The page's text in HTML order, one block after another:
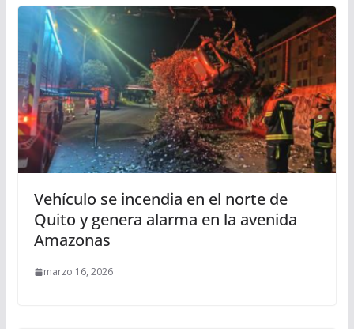
Vehículo se incendia en el norte de
Quito y genera alarma en la avenida
Amazonas
marzo 16, 2026